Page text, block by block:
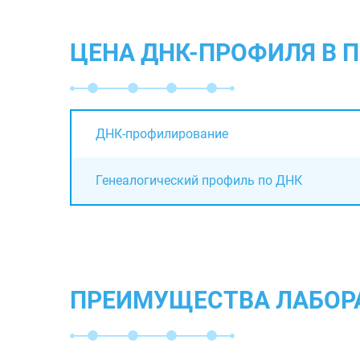
ЦЕНА ДНК-ПРОФИЛЯ В
ДНК-профилирование
Генеалогический профиль по ДНК
ПРЕИМУЩЕСТВА